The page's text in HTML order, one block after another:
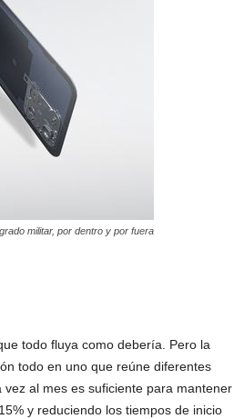
militar, por dentro y por fuera
todo fluya como debería. Pero la
todo en uno que reúne diferentes
al mes es suficiente para mantener
y reduciendo los tiempos de inicio